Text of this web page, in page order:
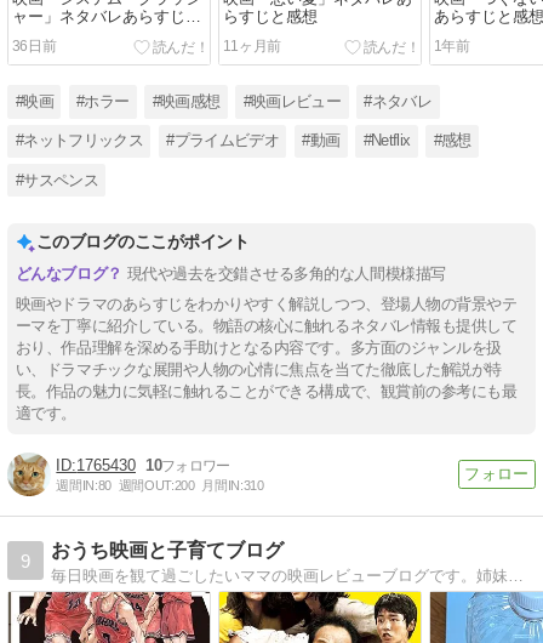
ャー」ネタバレあらすじと
36日前
らすじと感想
11ヶ月前
あらすじと感想
1年前
#映画 #ホラー #映画感想 #映画レビュー #ネタバレ
#ネットフリックス #プライムビデオ #動画 #Netflix #感想
#サスペンス
このブログのここがポイント
現代や過去を交錯させる多角的な人間模様描写
映画やドラマのあらすじをわかりやすく解説しつつ、登場人物の背景やテ
ーマを丁寧に紹介している。物語の核心に触れるネタバレ情報も提供して
おり、作品理解を深める手助けとなる内容です。多方面のジャンルを扱
い、ドラマチックな展開や人物の心情に焦点を当てた徹底した解説が特
長。作品の魅力に気軽に触れることができる構成で、観賞前の参考にも最
適です。
1765430 10
週間IN:80 週間OUT:200 月間IN:310
9
おうち映画と子育てブログ